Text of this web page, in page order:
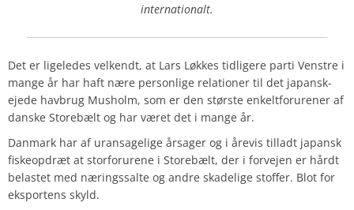
internationalt.
Det er ligeledes velkendt, at Lars Løkkes tidligere parti Venstre i
mange år har haft nære personlige relationer til det japansk-
ejede havbrug Musholm, som er den største enkeltforurener af
danske Storebælt og har været det i mange år.
Danmark har af uransagelige årsager og i årevis tilladt japansk
fiskeopdræt at storforurene i Storebælt, der i forvejen er hårdt
belastet med næringssalte og andre skadelige stoffer. Blot for
eksportens skyld.